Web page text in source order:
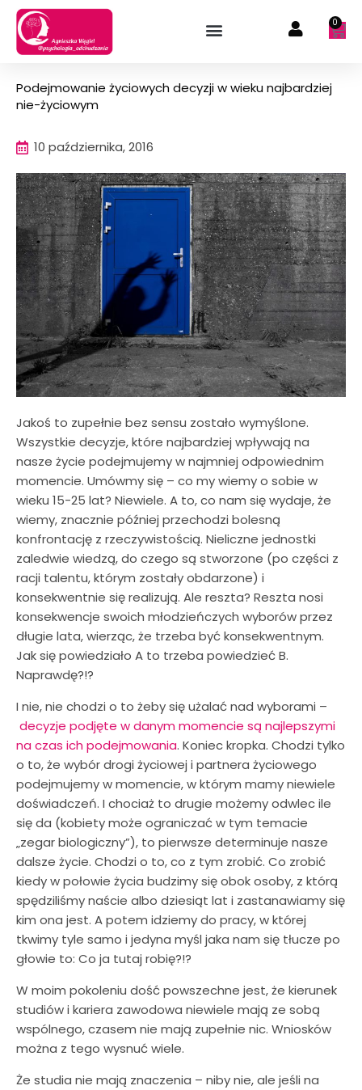
Przejdź
treści
0
Podejmowanie życiowych decyzji w wieku najbardziej
nie-życiowym
10 października, 2016
Jakoś to zupełnie bez sensu zostało wymyślone.
Wszystkie decyzje, które najbardziej wpływają na
nasze życie podejmujemy w najmniej odpowiednim
momencie. Umówmy się – co my wiemy o sobie w
wieku 15-25 lat? Niewiele. A to, co nam się wydaje, że
wiemy, znacznie później przechodzi bolesną
konfrontację z rzeczywistością. Nieliczne jednostki
zaledwie wiedzą, do czego są stworzone (po części z
racji talentu, którym zostały obdarzone) i
konsekwentnie się realizują. Ale reszta? Reszta nosi
konsekwencje swoich młodzieńczych wyborów przez
długie lata, wierząc, że trzeba być konsekwentnym.
Jak się powiedziało A to trzeba powiedzieć B.
Naprawdę?!?
I nie, nie chodzi o to żeby się użalać nad wyborami –
decyzje podjęte w danym momencie są najlepszymi
na czas ich podejmowania. Koniec kropka. Chodzi tylko
o to, że wybór drogi życiowej i partnera życiowego
podejmujemy w momencie, w którym mamy niewiele
doświadczeń. I chociaż to drugie możemy odwlec ile
się da (kobiety może ograniczać w tym temacie
„zegar biologiczny”), to pierwsze determinuje nasze
dalsze życie. Chodzi o to, co z tym zrobić. Co zrobić
kiedy w połowie życia budzimy się obok osoby, z którą
spędziliśmy naście albo dziesiąt lat i zastanawiamy się
kim ona jest. A potem idziemy do pracy, w której
tkwimy tyle samo i jedyna myśl jaka nam się tłucze po
głowie to: Co ja tutaj robię?!?
W moim pokoleniu dość powszechne jest, że kierunek
studiów i kariera zawodowa niewiele mają ze sobą
wspólnego, czasem nie mają zupełnie nic. Wniosków
można z tego wysnuć wiele.
Że studia nie mają znaczenia – niby nie, ale jeśli na